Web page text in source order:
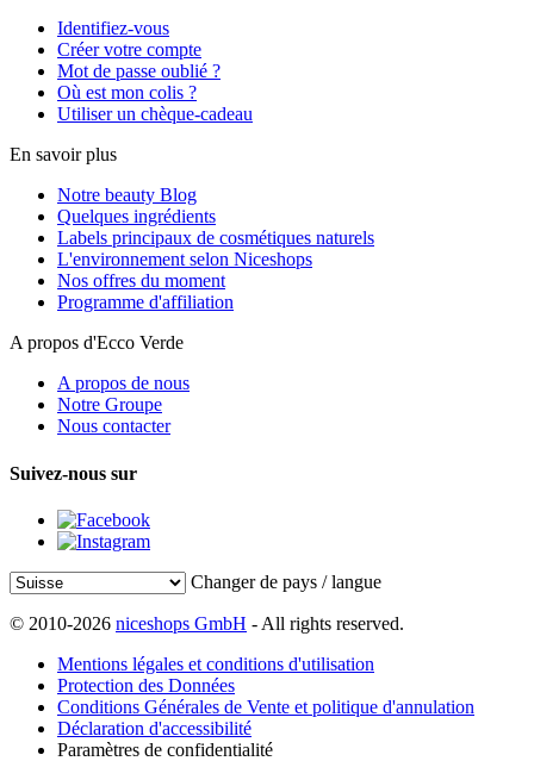
Identifiez-vous
Créer votre compte
Mot de passe oublié ?
Où est mon colis ?
Utiliser un chèque-cadeau
En savoir plus
Notre beauty Blog
Quelques ingrédients
Labels principaux de cosmétiques naturels
L'environnement selon Niceshops
Nos offres du moment
Programme d'affiliation
A propos d'Ecco Verde
A propos de nous
Notre Groupe
Nous contacter
Suivez-nous sur
Changer de pays / langue
© 2010-2026 niceshops GmbH - All rights reserved.
Mentions légales et conditions d'utilisation
Protection des Données
Conditions Générales de Vente et politique d'annulation
Déclaration d'accessibilité
Paramètres de confidentialité